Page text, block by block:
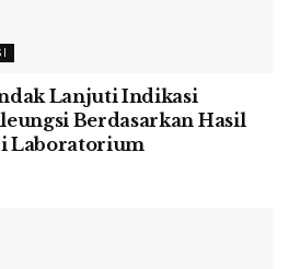
Lanjuti Indikasi
Berdasarkan Hasil
Laboratorium